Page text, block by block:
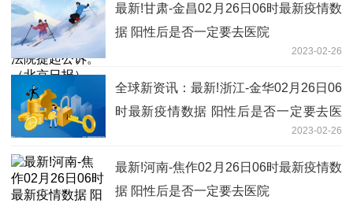
最新!甘肃-金昌02月26日06时最新疫情数
据 阳性后是否一定要去医院
2023-02-26
全球新资讯：最新!浙江-金华02月26日06
时最新疫情数据 阳性后是否一定要去医
2023-02-26
最新!河南-焦作02月26日06时最新疫情数
据 阳性后是否一定要去医院